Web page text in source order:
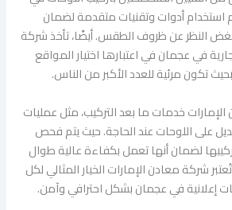
استخدام أدوات وتقنيات متقدمة لضمان
بغض النظر عن ظروف الطقس. أيضًا، تأخذ شركة
في عجمان في اعتبارها اختيار المواقع
تكون مرئية للعدد الأكبر من الناس.
خدمات ما بعد التركيب، مثل عمليات
على اللوحات عند الحاجة. حيث يتم فحص
لضمان أنها تعمل بكفاءة عالية طوال
شركة معادن الإمارات الخيار المثالي لكل
إعلانية في عجمان بشكل احترافي وآمن.